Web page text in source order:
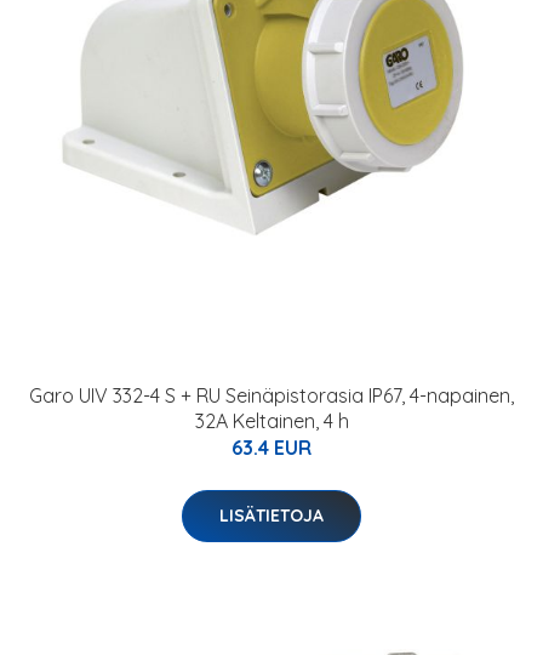
Garo UIV 332-4 S + RU Seinäpistorasia IP67, 4-napainen,
32A Keltainen, 4 h
63.4 EUR
LISÄTIETOJA